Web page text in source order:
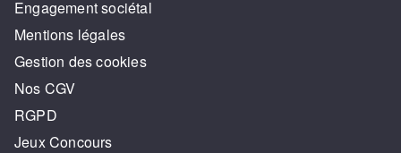
Engagement sociétal
Mentions légales
Gestion des cookies
Nos CGV
RGPD
Jeux Concours